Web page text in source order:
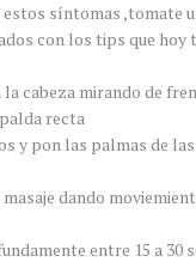
estos síntomas ,tomate
con los tips que hoy
la cabeza mirando de
recta
y pon las palmas de
masaje dando
entre 15 a 30